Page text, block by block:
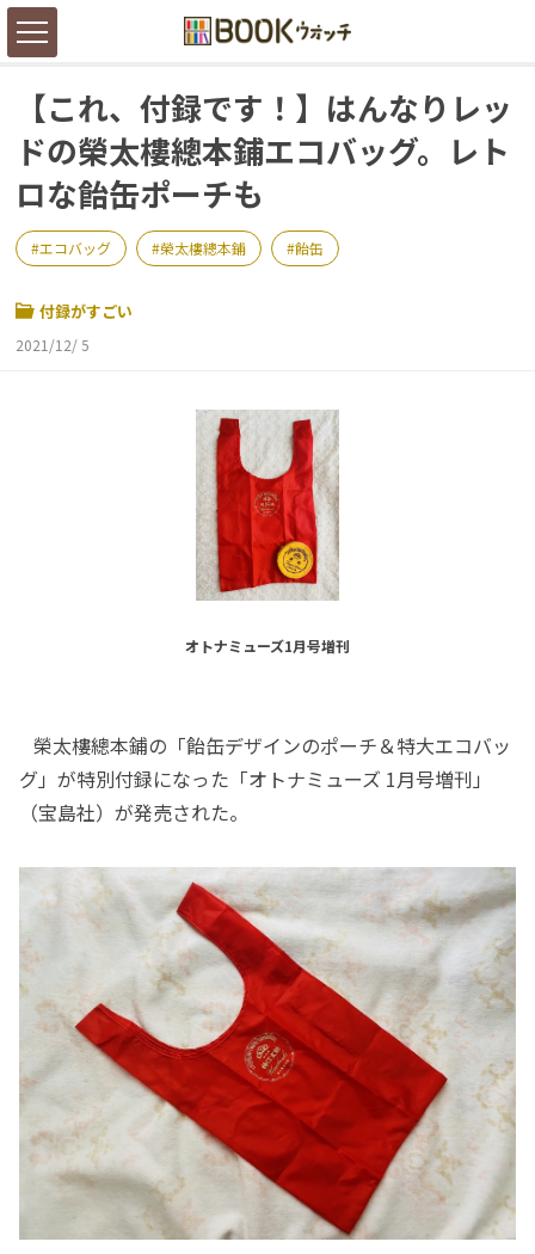
【これ、付録です！】はんなりレッ
ドの榮太樓總本鋪エコバッグ。レト
ロな飴缶ポーチも
エコバッグ 榮太樓總本鋪 飴缶
付録がすごい
2021/12/ 5
オトナミューズ1月号増刊
榮太樓總本鋪の「飴缶デザインのポーチ＆特大エコバッ
グ」が特別付録になった「オトナミューズ 1月号増刊」
（宝島社）が発売された。